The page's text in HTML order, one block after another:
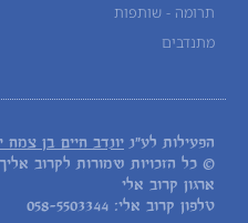
תרומה - שותפות
מתנדבים
הפעילות לע"נ יונדב חיים בן צמח
© כל הזכויות שמורות לקרוב
ארגון קרוב אלי
טלפון קרוב אלי: 058-5503344